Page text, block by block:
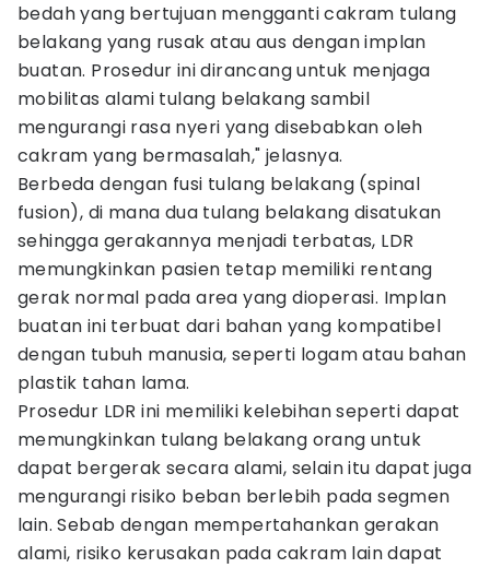
bedah yang bertujuan mengganti cakram tulang
belakang yang rusak atau aus dengan implan
buatan. Prosedur ini dirancang untuk menjaga
mobilitas alami tulang belakang sambil
mengurangi rasa nyeri yang disebabkan oleh
cakram yang bermasalah," jelasnya.
Berbeda dengan fusi tulang belakang (spinal
fusion), di mana dua tulang belakang disatukan
sehingga gerakannya menjadi terbatas, LDR
memungkinkan pasien tetap memiliki rentang
gerak normal pada area yang dioperasi. Implan
buatan ini terbuat dari bahan yang kompatibel
dengan tubuh manusia, seperti logam atau bahan
plastik tahan lama.
Prosedur LDR ini memiliki kelebihan seperti dapat
memungkinkan tulang belakang orang untuk
dapat bergerak secara alami, selain itu dapat juga
mengurangi risiko beban berlebih pada segmen
lain. Sebab dengan mempertahankan gerakan
alami, risiko kerusakan pada cakram lain dapat